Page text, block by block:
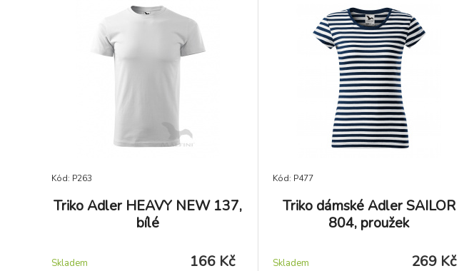
Kód: P263
Triko Adler HEAVY NEW 137,
bílé
Skladem 166 Kč
Kód: P477
Triko dámské Adler SAILOR
804, proužek
Skladem 269 Kč